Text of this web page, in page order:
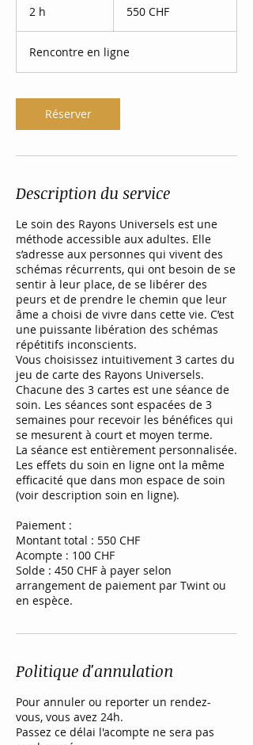
2 h
suisses
550 CHF
Rencontre en ligne
Réserver
Description du service
Le soin des Rayons Universels est une
méthode accessible aux adultes. Elle
s’adresse aux personnes qui vivent des
schémas récurrents, qui ont besoin de se
sentir à leur place, de se libérer des
peurs et de prendre le chemin que leur
âme a choisi de vivre dans cette vie. C’est
une puissante libération des schémas
répétitifs inconscients.
Vous choisissez intuitivement 3 cartes du
jeu de carte des Rayons Universels.
Chacune des 3 cartes est une séance de
soin. Les séances sont espacées de 3
semaines pour recevoir les bénéfices qui
se mesurent à court et moyen terme.
La séance est entièrement personnalisée.
Les effets du soin en ligne ont la même
efficacité que dans mon espace de soin
(voir description soin en ligne).
Paiement :
Montant total : 550 CHF
Acompte : 100 CHF
Solde : 450 CHF à payer selon
arrangement de paiement par Twint ou
en espèce.
Politique d'annulation
Pour annuler ou reporter un rendez-
vous, vous avez 24h.
Passez ce délai l'acompte ne sera pas